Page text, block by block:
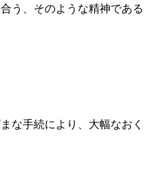
う、そのような精神である
な手続により、大幅なおく